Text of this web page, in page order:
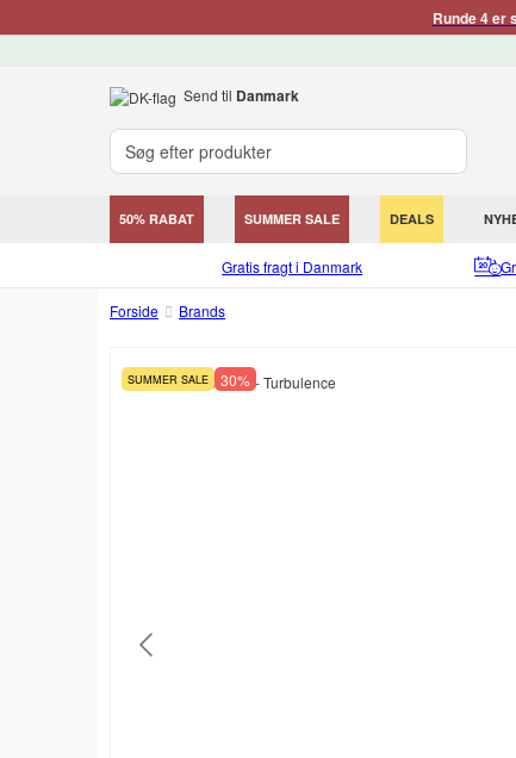
Runde 4 er
Send til Danmark
50% RABAT SUMMER SALE DEALS
Gratis fragt i Danmark
Forside Brands
SUMMER SALE 30%